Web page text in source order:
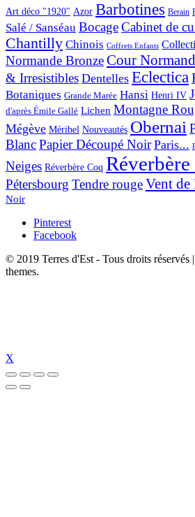
Art déco "1920" Azor Barbotines Berain
Salé / Sanséau BocageCabinet de
Chantilly Chinois Coffrets Enfants
Normande BronzeCour
& Irresistibles Dentelles Eclectica
Botaniques Grande Marée Hansi Henri IV
d'après Émile Gallé Lichen Montagne
Mégève Méribel Nouveautés Obernai
BlancPapier Découpé Noir Paris...
Neiges Réverbère Coq
Pétersbourg Tendre rougeVent de
Noir
Pinterest
Facebook
© 2019 Terres d'Est - Tous droits réservés
themes.
X